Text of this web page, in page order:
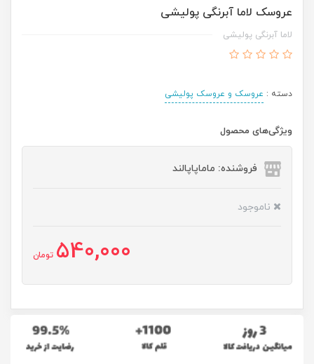
عروسک لاما آبرنگی پولیشی
لاما آبرنگی پولیشی
دسته : عروسک و عروسک پولیشی
ویژگی‌های محصول
فروشنده: ماماپاپالند
ناموجود
540,000 تومان